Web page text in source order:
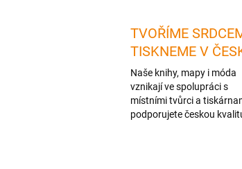
TVOŘÍME
TISKNEME V
Naše knihy, mapy i móda
vznikají ve spolupráci s
místními tvůrci a
podporujete českou